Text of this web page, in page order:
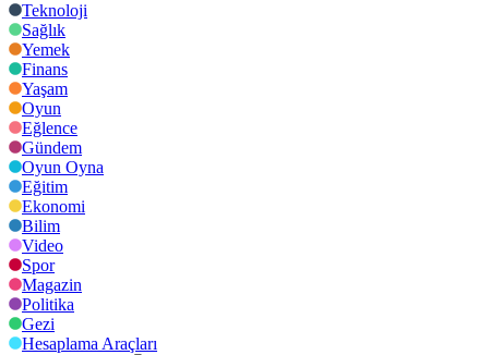
Teknoloji
Sağlık
Yemek
Finans
Yaşam
Oyun
Eğlence
Gündem
Oyun Oyna
Eğitim
Ekonomi
Bilim
Video
Spor
Magazin
Politika
Gezi
Hesaplama Araçları